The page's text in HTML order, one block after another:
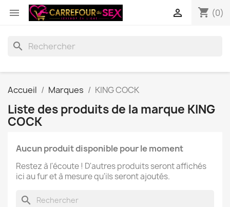
 shopping_cart (0)

search
Accueil Marques KING COCK
Liste des produits de la marque KING
COCK
Aucun produit disponible pour le moment
Restez à l'écoute ! D'autres produits seront affichés
ici au fur et à mesure qu'ils seront ajoutés.
search